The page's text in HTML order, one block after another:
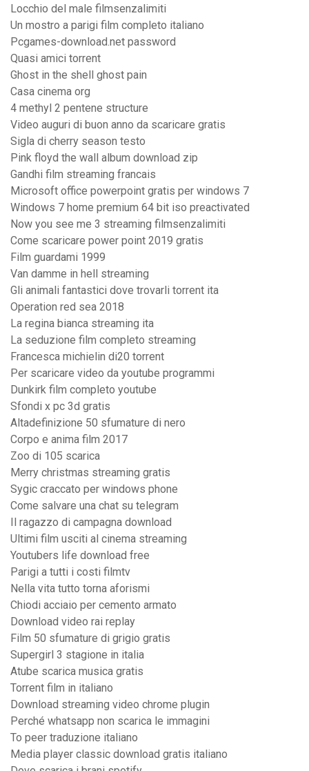
Locchio del male filmsenzalimiti
Un mostro a parigi film completo italiano
Pcgames-download.net password
Quasi amici torrent
Ghost in the shell ghost pain
Casa cinema org
4 methyl 2 pentene structure
Video auguri di buon anno da scaricare gratis
Sigla di cherry season testo
Pink floyd the wall album download zip
Gandhi film streaming francais
Microsoft office powerpoint gratis per windows 7
Windows 7 home premium 64 bit iso preactivated
Now you see me 3 streaming filmsenzalimiti
Come scaricare power point 2019 gratis
Film guardami 1999
Van damme in hell streaming
Gli animali fantastici dove trovarli torrent ita
Operation red sea 2018
La regina bianca streaming ita
La seduzione film completo streaming
Francesca michielin di20 torrent
Per scaricare video da youtube programmi
Dunkirk film completo youtube
Sfondi x pc 3d gratis
Altadefinizione 50 sfumature di nero
Corpo e anima film 2017
Zoo di 105 scarica
Merry christmas streaming gratis
Sygic craccato per windows phone
Come salvare una chat su telegram
Il ragazzo di campagna download
Ultimi film usciti al cinema streaming
Youtubers life download free
Parigi a tutti i costi filmtv
Nella vita tutto torna aforismi
Chiodi acciaio per cemento armato
Download video rai replay
Film 50 sfumature di grigio gratis
Supergirl 3 stagione in italia
Atube scarica musica gratis
Torrent film in italiano
Download streaming video chrome plugin
Perché whatsapp non scarica le immagini
To peer traduzione italiano
Media player classic download gratis italiano